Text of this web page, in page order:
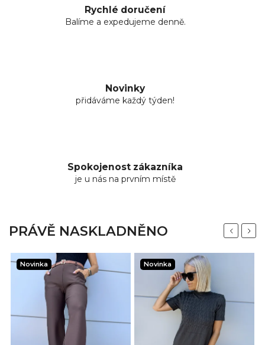
Rychlé doručení
Balíme a expedujeme denně.
Novinky
přidáváme každý týden!
Spokojenost zákazníka
je u nás na prvním místě
PRÁVĚ NASKLADNĚNO Previous
Novinka Novinka
Next